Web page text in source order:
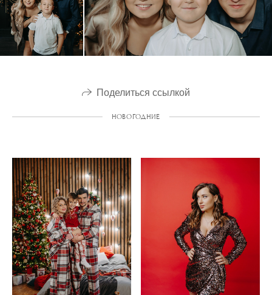
Поделиться ссылкой
НОВОГОДНИЕ